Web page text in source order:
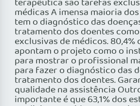
terapêutica são tarefas
médicas A imensa maioria
tem o diagnóstico das
tratamento dos doentes
exclusivas de médicos.
apontam o projeto como o
para mostrar o profissional
para fazer o diagnóstico das
tratamento dos doentes.
qualidade na assistência
importante é que 63,1% dos